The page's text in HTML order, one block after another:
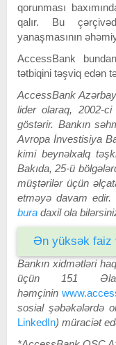
qorunması
qalır. Bu
yanaşmasının
AccessBank
tətbiqini təşviq edən
AccessBank
lider olaraq, 2002-ci
göstərir. Bankın
Avropa İnvestisiya
kimi beynəlxalq
Bakıda, 25-ü
müştərilər üçün
etməyə davam edir.
bura daxil ola
Ən yüksək faiz
Bankın xidmətləri
üçün 151
həmçinin
sosial şəbəkələrdə
LinkedIn) müraciət